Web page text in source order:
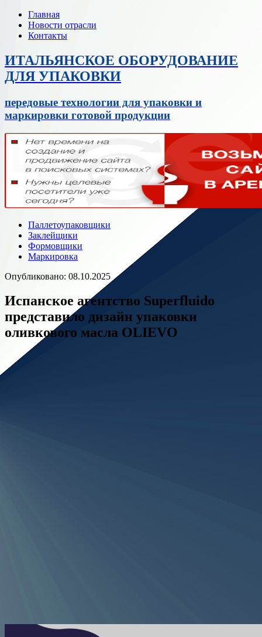
Главная
Новости отрасли
Контакты
ИТАЛЬЯНСКОЕ ОБОРУДОВАНИЕ
ДЛЯ УПАКОВКИ
передовые технологии для упаковки и
маркировки готовой продукции
Паллетоупаковщики
Заклейщики
Формовщики
Маркировка
Опубликовано: 08.10.2025
Испанское агентство Superfluido
представило дизайн упаковки
оливкового масла OLIEVO